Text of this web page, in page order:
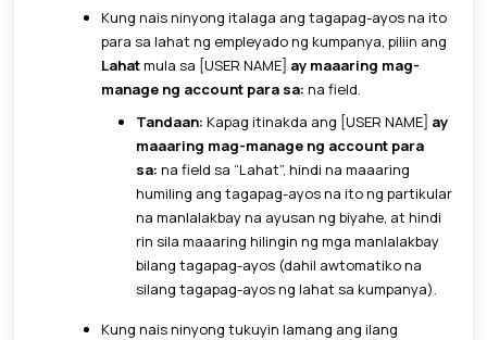
Kung nais ninyong italaga ang tagapag-ayos na ito
para sa lahat ng empleyado ng kumpanya, piliin ang
Lahatmula sa [USER NAME] ay maaaring mag-
manage ng account para sa: na field.
Tandaan: Kapag itinakda ang [USER NAME] ay
maaaring mag-manage ng account para
sa: na field sa “Lahat”, hindi na maaaring
humiling ang tagapag-ayos na ito ng partikular
na manlalakbay na ayusan ng biyahe, at hindi
rin sila maaaring hilingin ng mga manlalakbay
bilang tagapag-ayos (dahil awtomatiko na
silang tagapag-ayos ng lahat sa kumpanya).
Kung nais ninyong tukuyin lamang ang ilang